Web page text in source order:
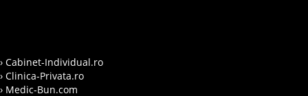
› Cabinet-Individual.ro
› Clinica-Privata.ro
› Medic-Bun.com